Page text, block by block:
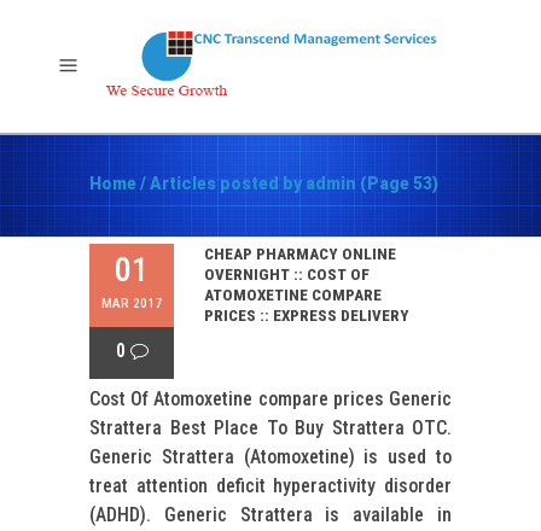
Home/Articles posted by admin (Page 53)
01
MAR 2017
0
CHEAP PHARMACY ONLINE
OVERNIGHT :: COST OF
ATOMOXETINE COMPARE
PRICES :: EXPRESS DELIVERY
Cost Of Atomoxetine compare prices Generic
Strattera Best Place To Buy Strattera OTC.
Generic Strattera (Atomoxetine) is used to
treat attention deficit hyperactivity disorder
(ADHD). Generic Strattera is available in